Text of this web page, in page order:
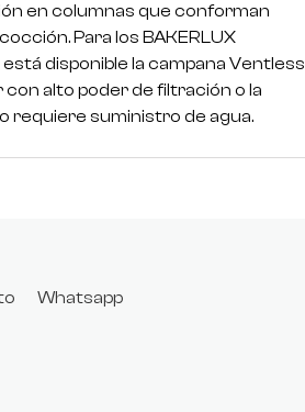
en columnas que conforman
Para los BAKERLUX
está disponible la campana Ventless
alto poder de filtración o la
requiere suministro de agua.
Whatsapp